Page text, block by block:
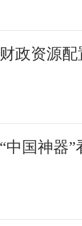
政资源配
国神器”